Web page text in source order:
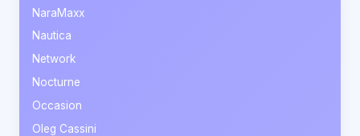
NaraMaxx
Nautica
Network
Nocturne
Occasion
Oleg Cassini